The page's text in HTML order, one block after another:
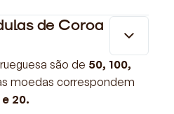
de Coroa
são de 50, 100,
moedas correspondem
e 20.